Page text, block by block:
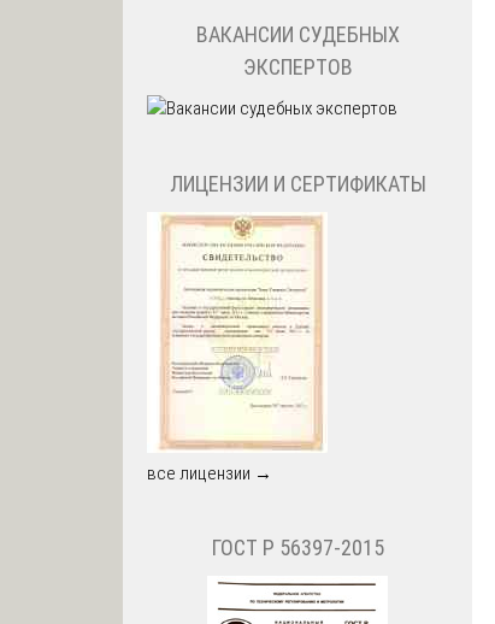
ВАКАНСИИ СУДЕБНЫХ
ЭКСПЕРТОВ
ЛИЦЕНЗИИ И СЕРТИФИКАТЫ
все лицензии →
ГОСТ Р 56397-2015